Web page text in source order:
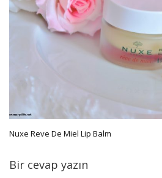
Nuxe Reve De Miel Lip Balm
Bir cevap yazın